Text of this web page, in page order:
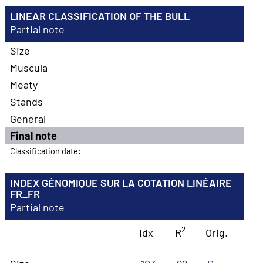
LINEAR CLASSIFICATION OF THE BULL
Partial note
Size
Muscula
Meaty
Stands
General
Final note
Classification date:
INDEX GÉNOMIQUE SUR LA COTATION LINÉAIRE
FR_FR
Partial note
Idx
R2 Orig.